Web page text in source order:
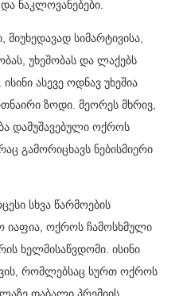
ნაკლოვანებები.
მიუხედავად სიმარტივისა,
უხეშობას და ლაქებს
ასევე ოდნავ უხეშია
ზოდი. მეორეს მხრივ,
დამუშავებული ოქროს
გამორიცხავს ნებისმიერი
სხვა წარმოების
იაფია, ოქროს ჩამოსხმული
ხელმისაწვდომი. ისინი
რომლებსაც სურთ ოქროს